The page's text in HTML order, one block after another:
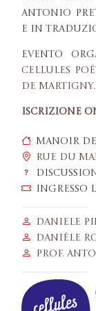
Antonio
e in
Evento
Cellules
de Martigny.
Iscrizione
Manoir
Rue du
Ingresso
Daniele
Danièle
Prof.